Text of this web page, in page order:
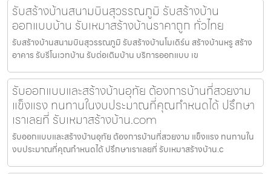
รับสร้างบ้านสนามบินสุวรรณภูมิ รับสร้างบ้าน
ออกแบบบ้าน รับเหมาสร้างบ้านราคาถูก ทั่วไทย
รับสร้างบ้านสนามบินสุวรรณภูมิ รับสร้างบ้านโมเดิร์น สร้างบ้านหรู สร้าง
อาคาร รับรีโนเวทบ้าน รับต่อเติมบ้าน บริการออกแบบ เข
รับออกแบบและสร้างบ้านอุทัย ต้องการบ้านที่สวยงาม
แข็งแรง ทนทานในงบประมาณที่คุณกำหนดได้ ปรึกษา
เราเลยที่ รับเหมาสร้างบ้าน.com
รับออกแบบและสร้างบ้านอุทัย ต้องการบ้านที่สวยงาม แข็งแรง ทนทานใน
งบประมาณที่คุณกำหนดได้ ปรึกษาเราเลยที่ รับเหมาสร้างบ้าน.c